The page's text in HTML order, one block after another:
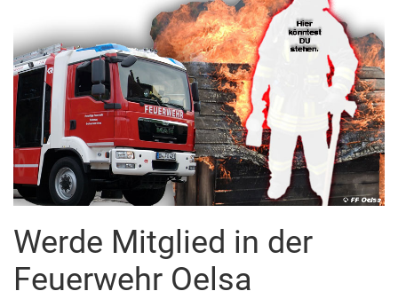
Werde Mitglied in der
Feuerwehr Oelsa